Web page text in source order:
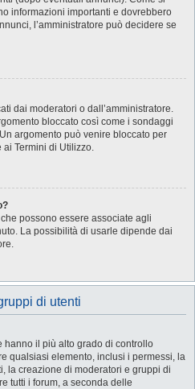
informazioni importanti e dovrebbero
l’amministratore può decidere se
dai moderatori o dall’amministratore.
bloccato così come i sondaggi
argomento può venire bloccato per
Termini di Utilizzo.
possono essere associate agli
La possibilità di usarle dipende dai
di utenti
hanno il più alto grado di controllo
qualsiasi elemento, inclusi i permessi, la
la creazione di moderatori e gruppi di
tutti i forum, a seconda delle